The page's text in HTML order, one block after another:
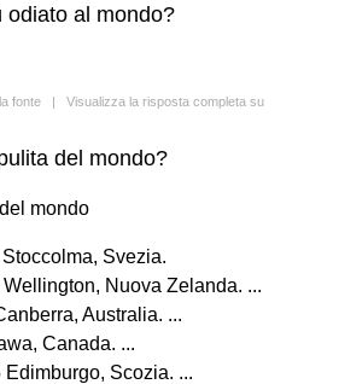
odiato al mondo?
fonte | Visualizza la risposta completa su
del mondo?
mondo
Svezia.
Nuova Zelanda. ...
Australia. ...
Canada. ...
Scozia. ...